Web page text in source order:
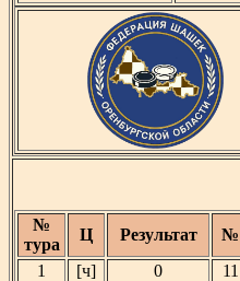
№
тура
Ц Результат №
1
[ч] 0 11